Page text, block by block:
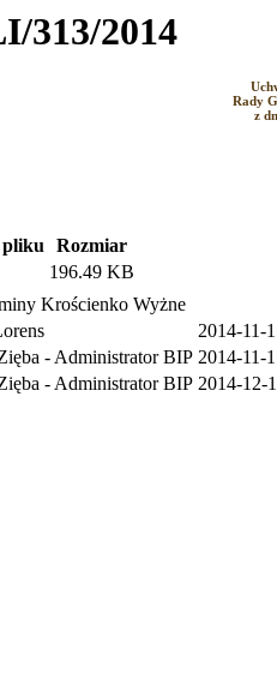
313/2014
Rady
z
Rozmiar
196.49 KB
Krościenko Wyżne
2014-11-
- Administrator BIP 2014-11-
- Administrator BIP 2014-12-